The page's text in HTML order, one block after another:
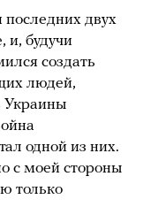
двух
и, будучи
создать
людей,
Украины
одной из них.
с моей стороны
только